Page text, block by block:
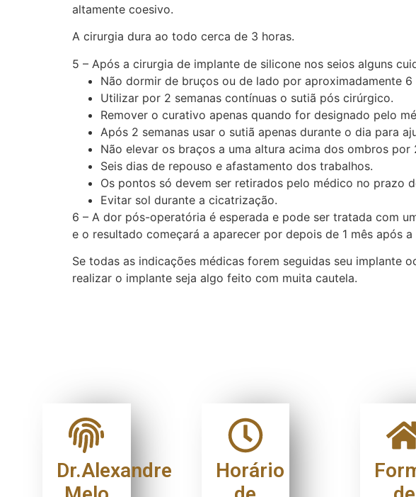
altamente coesivo.
A cirurgia dura ao todo cerca de 3 horas.
5 – Após a cirurgia de implante de silicone nos seios alguns
Não dormir de bruços ou de lado por aproximadamente 6
Utilizar por 2 semanas contínuas o sutiã pós cirúrgico.
Remover o curativo apenas quando for designado pelo
Após 2 semanas usar o sutiã apenas durante o dia para
Não elevar os braços a uma altura acima dos ombros
Seis dias de repouso e afastamento dos trabalhos.
Os pontos só devem ser retirados pelo médico no prazo
Evitar sol durante a cicatrização.
6 – A dor pós-operatória é esperada e pode ser tratada com
e o resultado começará a aparecer por depois de 1 mês após
Se todas as indicações médicas forem seguidas seu implante
realizar o implante seja algo feito com muita cautela.
Dr.Alexandre
Horário